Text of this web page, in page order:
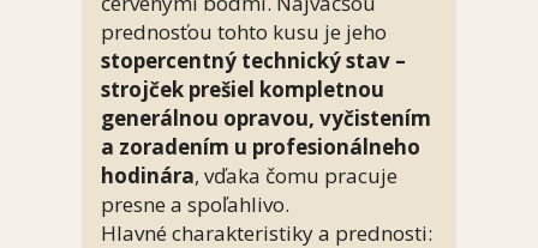
prednosťou tohto kusu je jeho
stopercentný technický stav –
strojček prešiel kompletnou
generálnou opravou, vyčistením
a zoradením u profesionálneho
hodinára, vďaka čomu pracuje
presne a spoľahlivo.
Hlavné charakteristiky a prednosti: